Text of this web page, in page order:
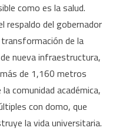
como es la salud.
respaldo del gobernador
transformación de la
nueva infraestructura,
de 1,160 metros
comunidad académica,
con domo, que
la vida universitaria.